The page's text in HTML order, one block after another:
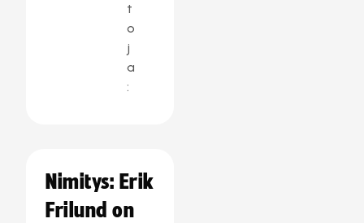
t
o
j
a
:
Nimitys: Erik
Frilund on